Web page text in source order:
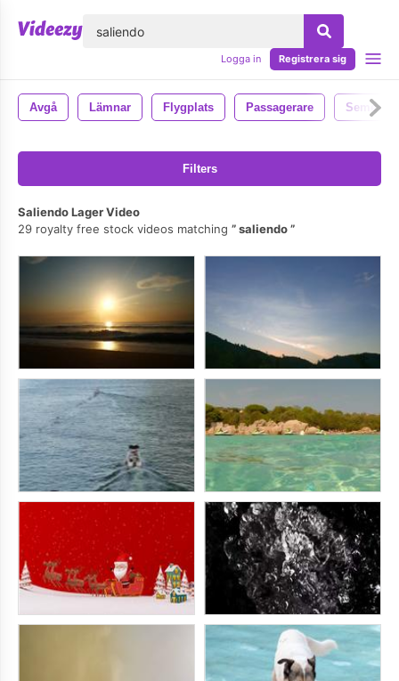
Logga in Registrera sig
Avgå Lämnar Flygplats Passagerare Semester
Filters
Saliendo Lager Video
29 royalty free stock videos matching
saliendo